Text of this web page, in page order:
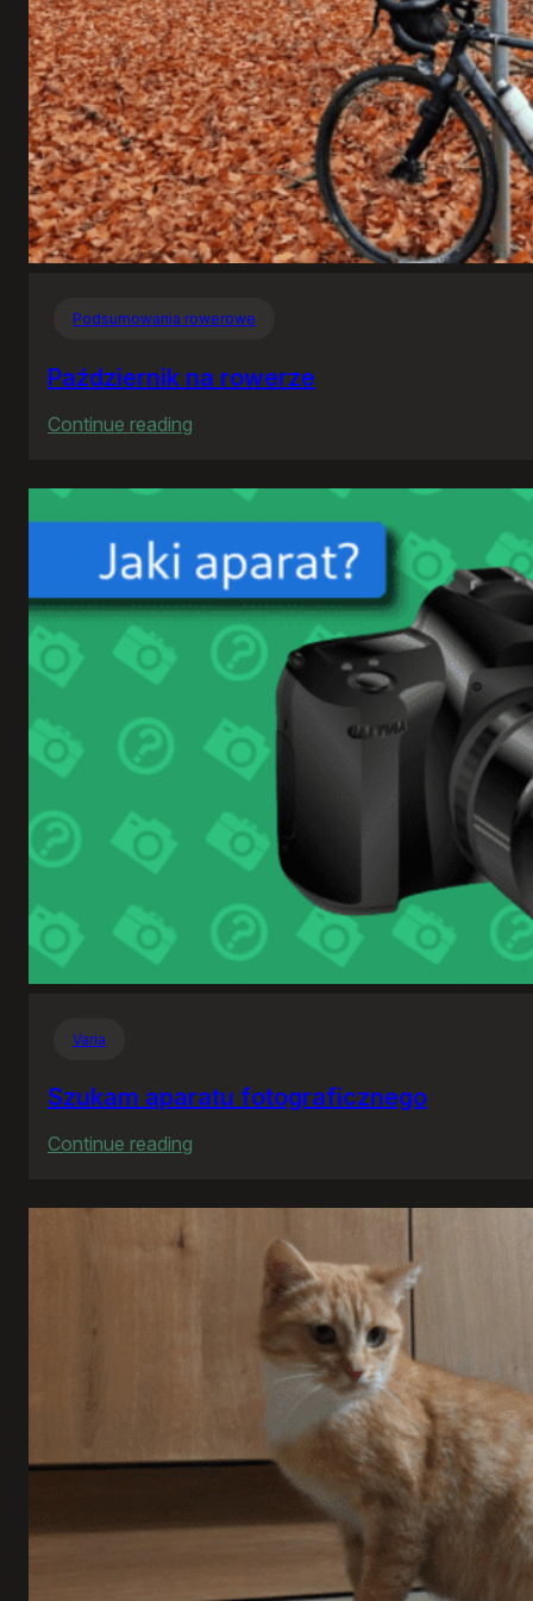
Podsumowania rowerowe
Październik na rowerze
Continue reading
na
rowerze
Varia
Szukam aparatu fotograficznego
Continue reading
aparatu
fotograficznego